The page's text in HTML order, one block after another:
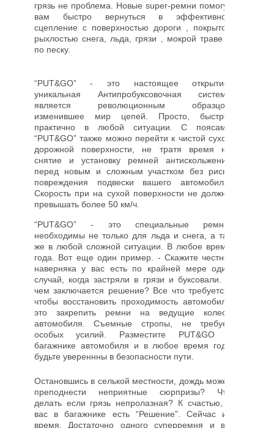
грязь не проблема. Новые super-ремни помогут
вам быстро вернуться в эффективное
сцепление с поверхностью дороги , покрытой
рыхлостью снега, льда, грязи , мокрой траве и
по песку.
“PUT&GO” - это настоящее открытие,
уникальная Антипробуксовочная система
является революционным образцом
изменившее мир цепей. Просто, быстро,
практично в любой ситуации. С поясами
“PUT&GO” также можно перейти к чистой сухой
дорожной поверхности, не тратя время на
снятие и установку ремней антискольжения
перед новым и сложным участком без риска
повреждения подвески вашего автомобиля.
Скорость при на сухой поверхности не должна
превышать более 50 км/ч.
“PUT&GO” - это специальные ремни,
необходимы не только для льда и снега, а так
же в любой сложной ситуации. В любое время
года. Вот еще один пример. - Скажите честно,
наверняка у вас есть по крайней мере один
случай, когда застряли в грязи и буксовали. В
чем заключается решение? Все что требуется,
чтобы восстановить проходимость автомобиля
это закрепить ремни на ведущие колеса
автомобиля. Съемные стропы, не требует
особых усилий. Разместите PUT&GO в
багажнике автомобиля и в любое время года
будьте увереннны в безопасности пути.
Остановшись в селькой местности, дождь может
преподнести неприятные сюрпризы? Что
делать если грязь непролазная? К счастью, у
вас в багажнике есть “Решение”. Сейчас их
время. Достаточно одного суперремня и вы